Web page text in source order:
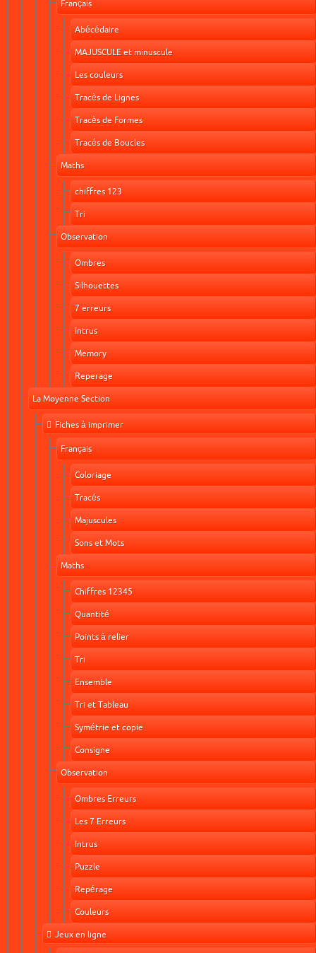
Français
Abécédaire
MAJUSCULE et minuscule
Les couleurs
Tracès de Lignes
Tracès de Formes
Tracés de Boucles
Maths
chiffres 123
Tri
Observation
Ombres
Silhouettes
7 erreurs
Intrus
Memory
Reperage
La Moyenne Section
Fiches à imprimer
Français
Coloriage
Tracés
Majuscules
Sons et Mots
Maths
Chiffres 12345
Quantité
Points à relier
Tri
Ensemble
Tri et Tableau
Symétrie et copie
Consigne
Observation
Ombres Erreurs
Les 7 Erreurs
Intrus
Puzzle
Repérage
Couleurs
Jeux en ligne